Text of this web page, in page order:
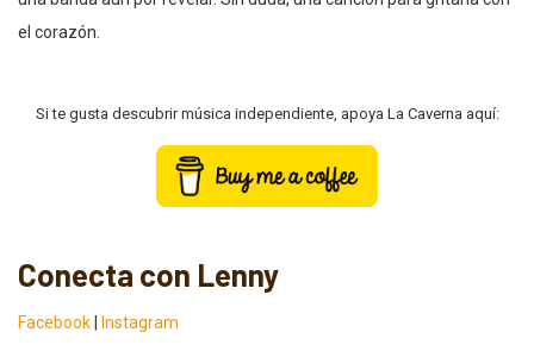
el corazón.
Si te gusta descubrir música independiente, apoya La Caverna aquí:
Conecta con Lenny
Facebook Instagram